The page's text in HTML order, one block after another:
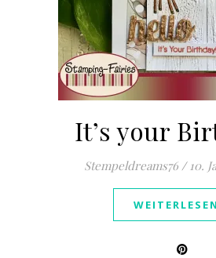
It’s your
Stempeldreams76 / 10.
WEITERLESEN